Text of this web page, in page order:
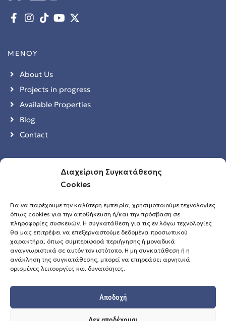
Διαχείριση Συγκατάθεσης
Cookies
Για να παρέχουμε την καλύτερη εμπειρία, χρησιμοποιούμε τεχνολογίες
όπως cookies για την αποθήκευση ή/και την πρόσβαση σε
πληροφορίες συσκευών. Η συγκατάθεση για τις εν λόγω τεχνολογίες
θα μας επιτρέψει να επεξεργαστούμε δεδομένα προσωπικού
χαρακτήρα, όπως συμπεριφορά περιήγησης ή μοναδικά
αναγνωριστικά σε αυτόν τον ιστότοπο. Η μη συγκατάθεση ή η
ανάκληση της συγκατάθεσης, μπορεί να επηρεάσει αρνητικά
ορισμένες λειτουργίες και δυνατότητες.
Αποδοχή
ΜΕΝΟΥ
About Us
Projects in progress
Available Properties
Blog
Contact
ΣΤΟΙΧΕΙΑ ΕΠΙΚΟΙΝΩΝΙΑΣ
Κ. Παλαιολόγου & Μεγ. Κωνσταντίνου, Ρόδος
(+30) 22410 29318
info@diakogeorgiou.gr
USEFUL LINKS
Privacy Policy